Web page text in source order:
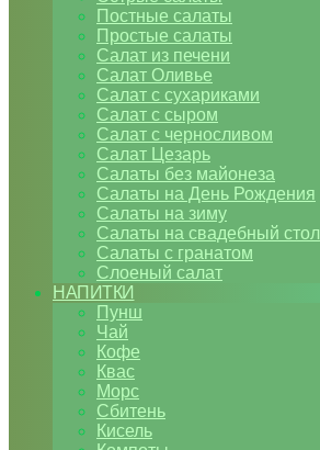
Постные салаты
Простые салаты
Салат из печени
Салат Оливье
Салат с сухариками
Салат с сыром
Салат с черносливом
Салат Цезарь
Салаты без майонеза
Салаты на День Рождения
Салаты на зиму
Салаты на свадебный стол
Салаты с гранатом
Слоеный салат
НАПИТКИ
Пунш
Чай
Кофе
Квас
Морс
Сбитень
Кисель